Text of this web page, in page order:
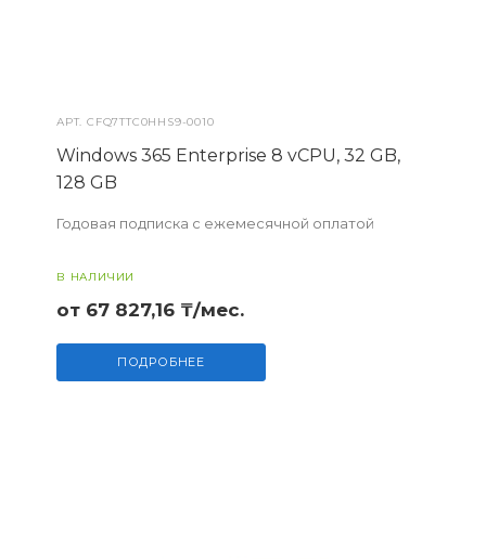
АРТ.CFQ7TTC0HHS9-0010
Windows 365 Enterprise 8 vCPU, 32 GB,
128 GB
Годовая подписка с ежемесячной оплатой
В НАЛИЧИИ
от 67 827,16 ₸/мес.
ПОДРОБНЕЕ